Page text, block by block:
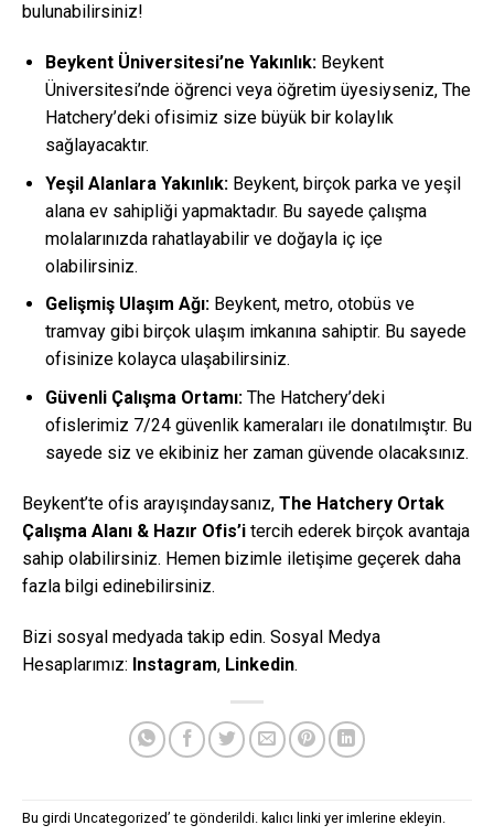
bulunabilirsiniz!
Beykent Üniversitesi’ne Yakınlık:Beykent
Üniversitesi’nde öğrenci veya öğretim üyesiyseniz, The
Hatchery’deki ofisimiz size büyük bir kolaylık
sağlayacaktır.
Yeşil Alanlara Yakınlık:Beykent, birçok parka ve yeşil
alana ev sahipliği yapmaktadır. Bu sayede çalışma
molalarınızda rahatlayabilir ve doğayla iç içe
olabilirsiniz.
Gelişmiş Ulaşım Ağı:Beykent, metro, otobüs ve
tramvay gibi birçok ulaşım imkanına sahiptir. Bu sayede
ofisinize kolayca ulaşabilirsiniz.
Güvenli Çalışma Ortamı:The Hatchery’deki
ofislerimiz 7/24 güvenlik kameraları ile donatılmıştır. Bu
sayede siz ve ekibiniz her zaman güvende olacaksınız.
Beykent’te ofis arayışındaysanız, The Hatchery Ortak
Çalışma Alanı & Hazır Ofis’i tercih ederek birçok avantaja
sahip olabilirsiniz. Hemen bizimle iletişime geçerek daha
fazla bilgi edinebilirsiniz.
Bizi sosyal medyada takip edin. Sosyal Medya
Hesaplarımız: Instagram, Linkedin.
Bu girdi Uncategorized’ te gönderildi. kalıcı linki yer imlerine ekleyin.